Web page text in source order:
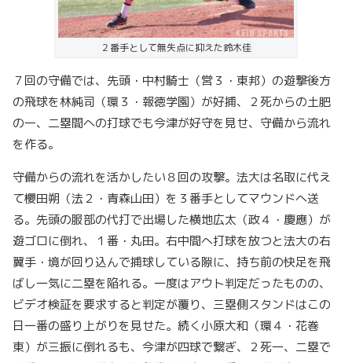
２番手として無失点に抑えた鈴木佳
７回の守備では、先頭・中村騎士（営３・東邦）の遊撃後方
の飛球を林純司（環３・報徳学園）が好捕、２死からの土肥
の一、二塁間への打球でも今津が好守を見せ、守備から流れ
を作る。
守備からの流れを活かしたい８回の攻撃。法大は名取に代え
て櫻田朔（法２・青森山田）を３番手としてマウンドへ送
る。先頭の服部の代打で出場した横地広太（政４・慶應）が
遊ゴロに倒れ、１番・丸田。右中間へ打球を放つと法大の右
翼手・境が回り込んで捕球している隙に、持ち前の快足を飛
ばし一気に二塁を陥れる。一度はアウト判定だったものの、
ビデオ検証を要求すると判定が覆り、三塁側スタンドはこの
日一番の盛り上がりを見せた。続く小原大和（環４・花巻
東）が三振に倒れるも、今津が四球で繋ぎ、２死一、二塁で